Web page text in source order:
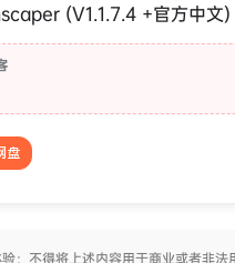
(V1.1.7.4 +官方中文)
盘
；不得将上述内容用于商业或者非